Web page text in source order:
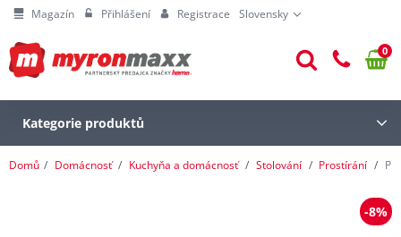
Magazín Přihlášení Registrace Slovensky
0
Kategorie produktů
Domů Domácnosť Kuchyňa a domácnosť Stolování Prostírání
-8%